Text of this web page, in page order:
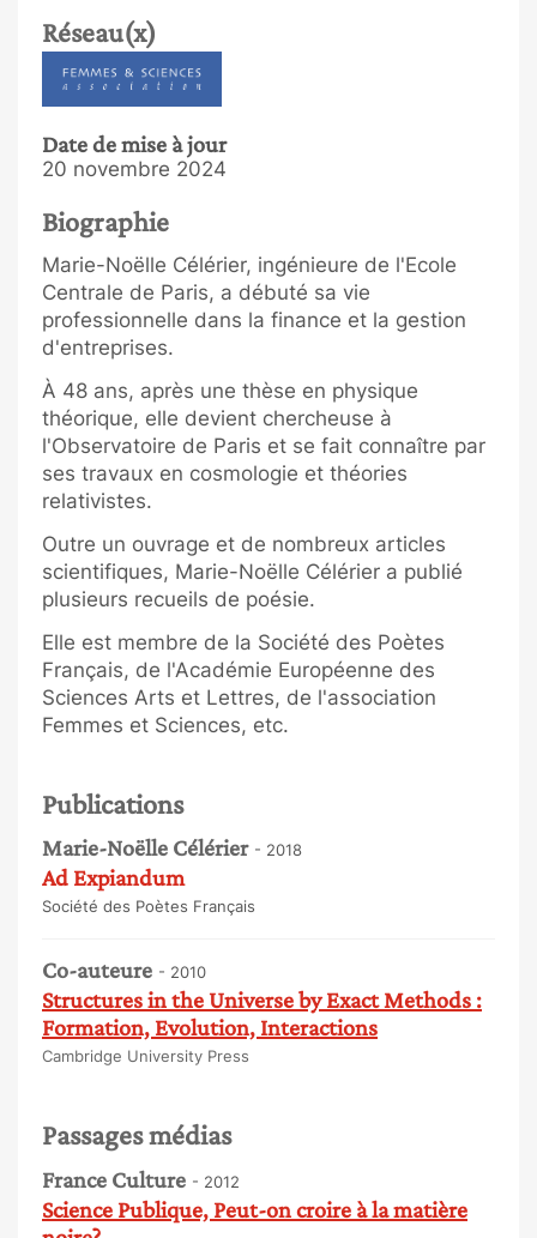
Réseau(x)
Date de mise à jour
20 novembre 2024
Biographie
Marie-Noëlle Célérier, ingénieure de l'Ecole
Centrale de Paris, a débuté sa vie
professionnelle dans la finance et la gestion
d'entreprises.
À 48 ans, après une thèse en physique
théorique, elle devient chercheuse à
l'Observatoire de Paris et se fait connaître par
ses travaux en cosmologie et théories
relativistes.
Outre un ouvrage et de nombreux articles
scientifiques, Marie-Noëlle Célérier a publié
plusieurs recueils de poésie.
Elle est membre de la Société des Poètes
Français, de l'Académie Européenne des
Sciences Arts et Lettres, de l'association
Femmes et Sciences, etc.​
Publications
Marie-Noëlle Célérier - 2018
Ad Expiandum
Société des Poètes Français
Co-auteure - 2010
Structures in the Universe by Exact Methods :
Formation, Evolution, Interactions
Cambridge University Press
Passages médias
France Culture - 2012
Science Publique, Peut-on croire à la matière